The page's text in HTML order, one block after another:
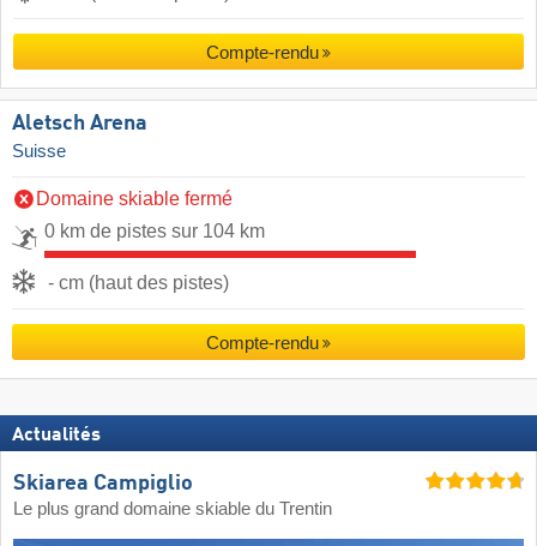
Compte-rendu
Aletsch Arena
Suisse
Domaine skiable fermé
0 km de pistes sur 104 km
- cm (haut des pistes)
Compte-rendu
Actualités
Skiarea Campiglio
Le plus grand domaine skiable du Trentin